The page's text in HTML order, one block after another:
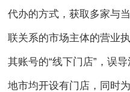
代办的方式，获取多家与
联关系的市场主体的营业
其账号的“线下门店”，误
地市均开设有门店，同时